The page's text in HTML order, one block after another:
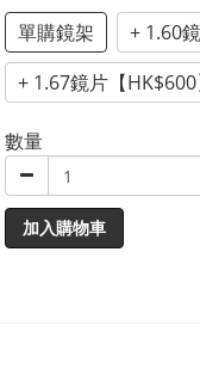
單購鏡架
+ 1.60
+ 1.67鏡片【HK$600
數量
加入購物車